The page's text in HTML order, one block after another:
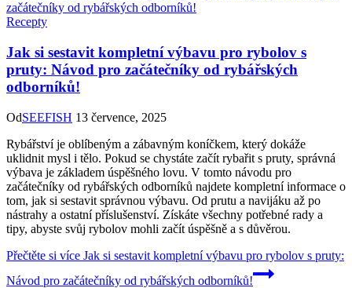
Recepty
Jak si sestavit kompletní výbavu pro rybolov s
pruty: Návod pro začátečníky od rybářských
odborníků!
OdSEEFISH 13 července, 2025
Rybářství je oblíbeným a zábavným koníčkem, který dokáže
uklidnit mysl i tělo. Pokud se chystáte začít rybařit s pruty, správná
výbava je základem úspěšného lovu. V tomto návodu pro
začátečníky od rybářských odborníků najdete kompletní informace o
tom, jak si sestavit správnou výbavu. Od prutu a navijáku až po
nástrahy a ostatní příslušenství. Získáte všechny potřebné rady a
tipy, abyste svůj rybolov mohli začít úspěšně a s důvěrou.
Přečtěte si více Jak si sestavit kompletní výbavu pro rybolov s pruty:
Návod pro začátečníky od rybářských odborníků!